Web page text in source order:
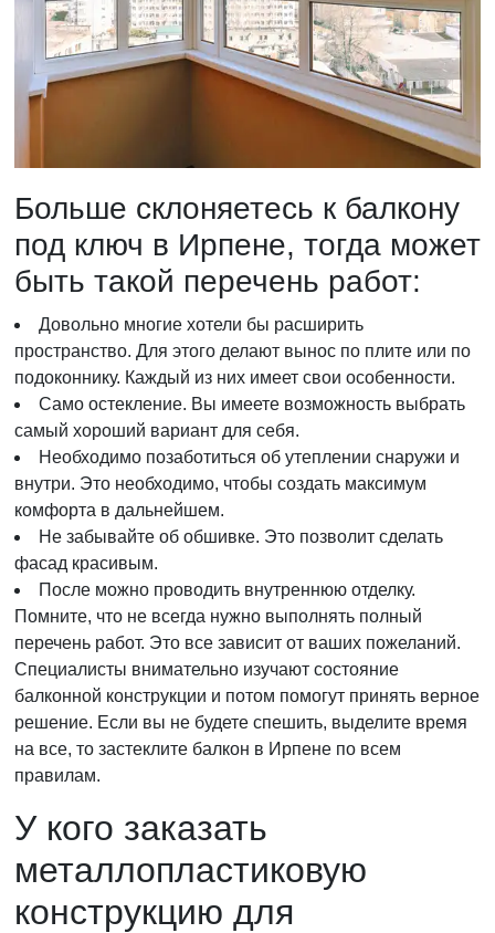
Больше склоняетесь к балкону
под ключ в Ирпене, тогда может
быть такой перечень работ:
Довольно многие хотели бы расширить
пространство. Для этого делают вынос по плите или по
подоконнику. Каждый из них имеет свои особенности.
Само остекление. Вы имеете возможность выбрать
самый хороший вариант для себя.
Необходимо позаботиться об утеплении снаружи и
внутри. Это необходимо, чтобы создать максимум
комфорта в дальнейшем.
Не забывайте об обшивке. Это позволит сделать
фасад красивым.
После можно проводить внутреннюю отделку.
Помните, что не всегда нужно выполнять полный
перечень работ. Это все зависит от ваших пожеланий.
Специалисты внимательно изучают состояние
балконной конструкции и потом помогут принять верное
решение. Если вы не будете спешить, выделите время
на все, то застеклите балкон в Ирпене по всем
правилам.
У кого заказать
металлопластиковую
конструкцию для